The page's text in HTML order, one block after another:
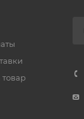
товар